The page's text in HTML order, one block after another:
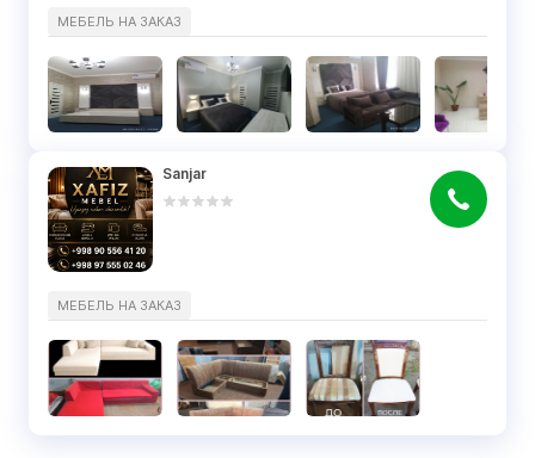
МЕБЕЛЬ НА ЗАКАЗ
Sanjar
МЕБЕЛЬ НА ЗАКАЗ